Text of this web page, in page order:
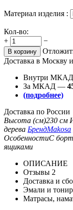
Материал изделия :
Кол-во:
+
−
В корзину
Доставка в Москву
Внутри
За МКАД —
(подробнее)
Доставка по России
Высота (см)230 см
дерева БрендMakosa
ОсобенностиС
ящиками
ОПИСАНИЕ
Отзывы 2
Доставка и
Эмали и
Матрасы,